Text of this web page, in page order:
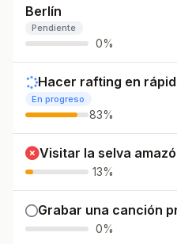
Berlín
Pendiente
0%
Hacer rafting en
En progreso
83%
Visitar la selva
13%
Grabar una canción
0%